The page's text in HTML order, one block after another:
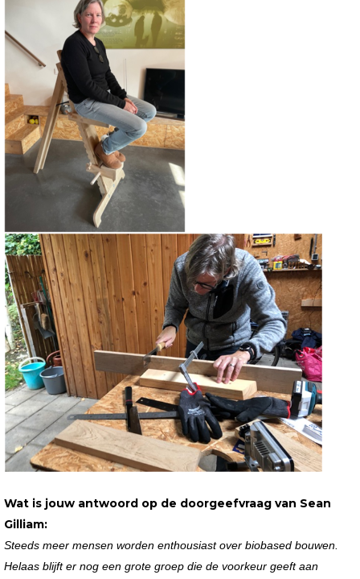
Wat is jouw antwoord op de doorgeefvraag van Sean
Gilliam:
Steeds meer mensen worden enthousiast over biobased bouwen.
Helaas blijft er nog een grote groep die de voorkeur geeft aan